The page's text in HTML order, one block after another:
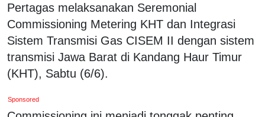
Pertagas melaksanakan Seremonial
Commissioning Metering KHT dan Integrasi
Sistem Transmisi Gas CISEM II dengan sistem
transmisi Jawa Barat di Kandang Haur Timur
(KHT), Sabtu (6/6).
Sponsored